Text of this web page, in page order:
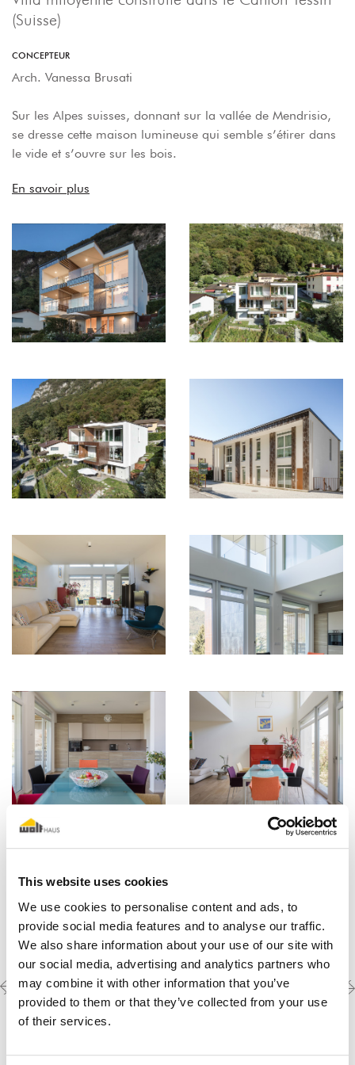
This website uses cookies
We use cookies to personalise content and ads, to
provide social media features and to analyse our traffic.
We also share information about your use of our site with
our social media, advertising and analytics partners who
may combine it with other information that you’ve
provided to them or that they’ve collected from your use
of their services.
(Suisse)
CONCEPTEUR
Arch. Vanessa Brusati
Sur les Alpes suisses, donnant sur la vallée de Mendrisio,
se dresse cette maison lumineuse qui semble s’étirer dans
le vide et s’ouvre sur les bois.
En savoir plus
videos.
Previous
project
Découvrez les autres
créations
project